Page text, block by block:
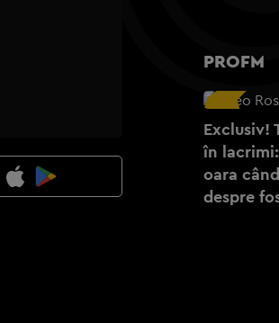
PROFM
Exclusiv!
în
oara
despre